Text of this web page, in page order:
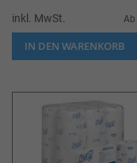
inkl. MwSt. Ab
IN DEN WARENKORB